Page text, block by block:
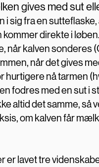
gives med sut
i sig fra en
direkte i
når kalven sonderes
når det gives
nå tarmen
fodres med en sut i
altid det samme, så
om kalven får
er lavet tre